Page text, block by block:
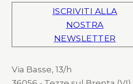
ISCRIVITI ALLA
NOSTRA
NEWSLETTER
Via Basse, 13/h